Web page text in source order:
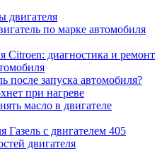
двигателя
по марке автомобиля
Citroen: диагностика и ремонт
после запуска автомобиля?
при нагреве
масло в двигателе
Газель с двигателем 405
двигателя